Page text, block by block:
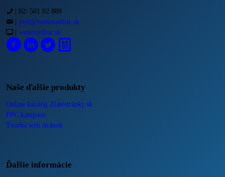
02/ 501 02 888
yext@wenetonline.sk
wenetonline.sk
Naše ďalšie produkty
Online katalóg Zlatéstránky.sk
PPC kampane
Tvorba web stránok
Ďalšie informácie